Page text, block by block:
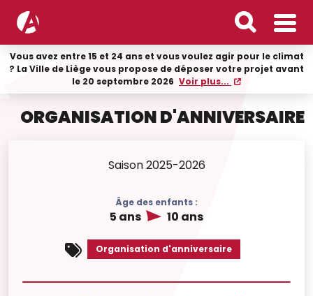
Vous avez entre 15 et 24 ans et vous voulez agir pour le climat
? La Ville de Liège vous propose de déposer votre projet avant
le 20 septembre 2026 Voir plus...
ORGANISATION D'ANNIVERSAIRE
Saison 2025-2026
Âge des enfants :
5 ans 10 ans
Organisation d'anniversaire